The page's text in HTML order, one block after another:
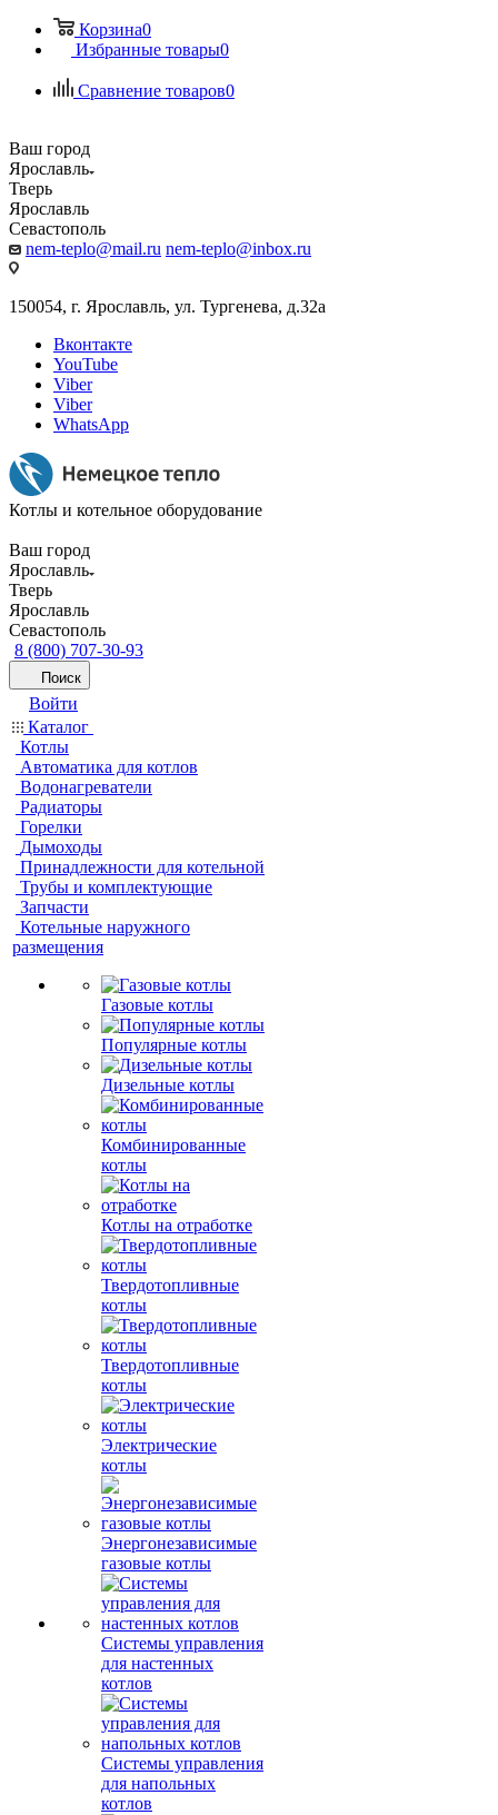
Корзина0
Избранные товары0
Сравнение товаров0
Ваш город
Ярославль
Тверь
Ярославль
Севастополь
nem-teplo@mail.ru nem-teplo@inbox.ru
150054, г. Ярославль, ул. Тургенева, д.32а
Вконтакте
YouTube
Viber
Viber
WhatsApp
Котлы и котельное оборудование
Ваш город
Ярославль
Тверь
Ярославль
Севастополь
8 (800) 707-30-93
Поиск
Войти
Каталог
Котлы
Автоматика для котлов
Водонагреватели
Радиаторы
Горелки
Дымоходы
Принадлежности для котельной
Трубы и комплектующие
Запчасти
Котельные наружного
размещения
Газовые котлы
Популярные котлы
Дизельные котлы
Комбинированные
котлы
Котлы на отработке
Твердотопливные
котлы
Твердотопливные
котлы
Электрические
котлы
Энергонезависимые
газовые котлы
Системы управления
для настенных
котлов
Системы управления
для напольных
котлов